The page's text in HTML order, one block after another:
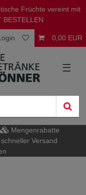
Früchte vereint mit
BESTELLEN
0,00 EUR
☰
Mengenrabatte
schneller Versand